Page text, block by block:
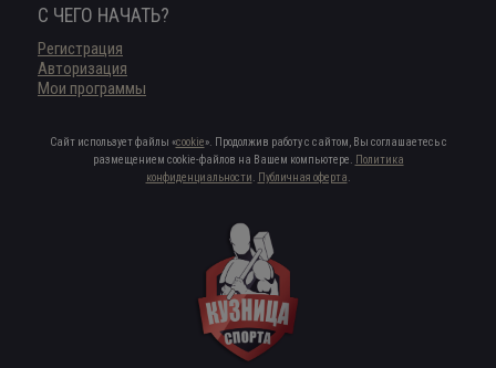
С ЧЕГО НАЧАТЬ?
Регистрация
Авторизация
Мои программы
Сайт использует файлы «cookie». Продолжив работу с сайтом, Вы соглашаетесь с
размещением cookie-файлов на Вашем компьютере. Политика
конфиденциальности. Публичная оферта.